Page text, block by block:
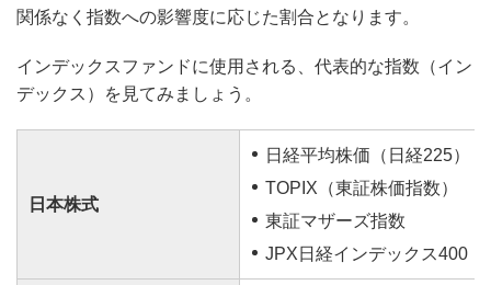
関係なく指数への影響度に応じた割合となります。
インデックスファンドに使用される、代表的な指数（イン
デックス）を見てみましょう。
日本株式
日経平均株価（日経225）
TOPIX（東証株価指数）
東証マザーズ指数
JPX日経インデックス400